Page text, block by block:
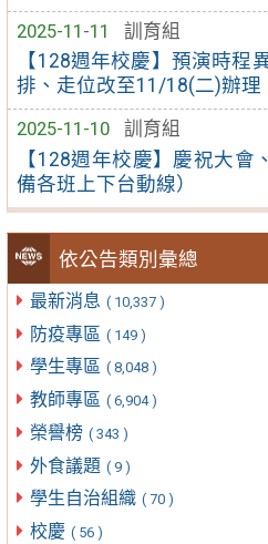
2025-11-11
訓育組
【128週年校慶】預演時程
排、走位改至11/18(二)辦理
2025-11-10
訓育組
【128週年校慶】慶祝大
備各班上下台動線）
依公告類別彙總
最新消息 ( 10,337 )
防疫專區 ( 149 )
學生專區 ( 8,048 )
教師專區 ( 6,904 )
榮譽榜 ( 343 )
外食議題 ( 9 )
學生自治組織 ( 70 )
校慶 ( 56 )